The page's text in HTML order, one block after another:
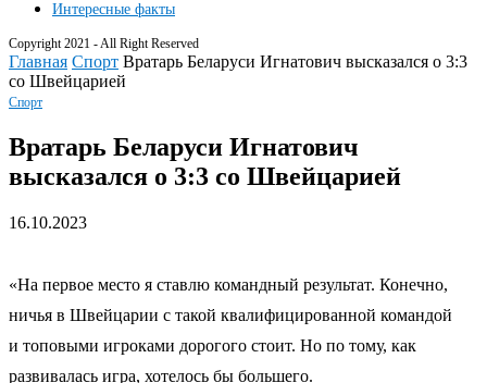
Интересные факты
Copyright 2021 - All Right Reserved
Главная Спорт Вратарь Беларуси Игнатович высказался о 3:3
со Швейцарией
Спорт
Вратарь Беларуси Игнатович
высказался о 3:3 со Швейцарией
16.10.2023
«На первое место я ставлю командный результат. Конечно,
ничья в Швейцарии с такой квалифицированной командой
и топовыми игроками дорогого стоит. Но по тому, как
развивалась игра, хотелось бы большего.